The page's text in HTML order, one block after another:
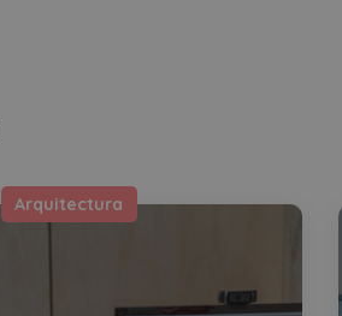
Arquitectura